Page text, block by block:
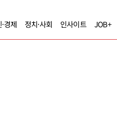
경제 정치·사회 인사이트 JOB+